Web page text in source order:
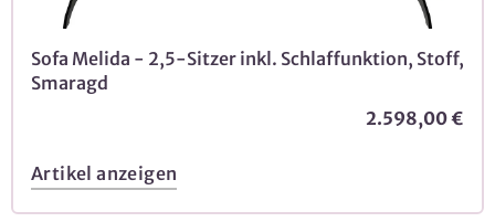
Sofa Melida - 2,5-Sitzer inkl. Schlaffunktion, Stoff,
Smaragd
2.598,00 €
Artikel anzeigen